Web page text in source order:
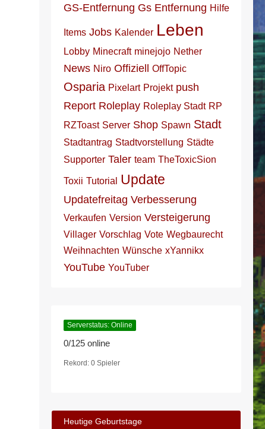
GS-Entfernung Gs Entfernung Hilfe
Items Jobs Kalender Leben
Lobby Minecraft minejojo Nether
News Niro Offiziell OffTopic
Osparia Pixelart Projekt push
Report Roleplay Roleplay Stadt RP
RZToast Server Shop Spawn Stadt
Stadtantrag Stadtvorstellung Städte
Supporter Taler team TheToxicSion
Toxii Tutorial Update
Updatefreitag Verbesserung
Verkaufen Version Versteigerung
Villager Vorschlag Vote Wegbaurecht
Weihnachten Wünsche xYannikx
YouTube YouTuber
Serverstatus: Online
0/125 online
Rekord: 0 Spieler
Heutige Geburtstage